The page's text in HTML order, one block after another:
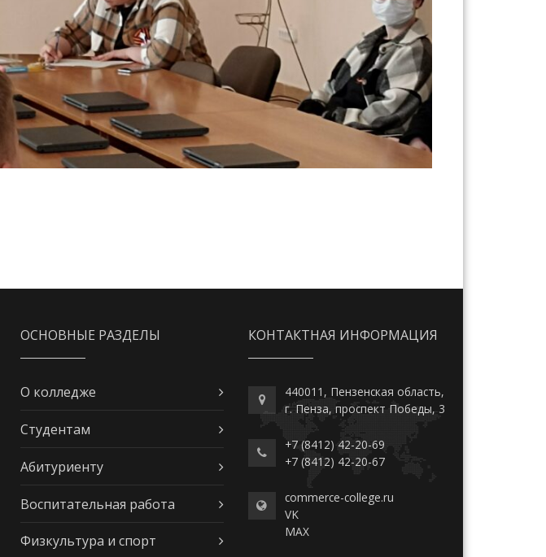
ОСНОВНЫЕ РАЗДЕЛЫ
О колледже
Студентам
Абитуриенту
Воспитательная работа
Физкультура и спорт
КОНТАКТНАЯ ИНФОРМАЦИЯ
440011, Пензенская область,
г. Пенза, проспект Победы, 3
+7 (8412) 42-20-69
+7 (8412) 42-20-67
commerce-college.ru
VK
MAX